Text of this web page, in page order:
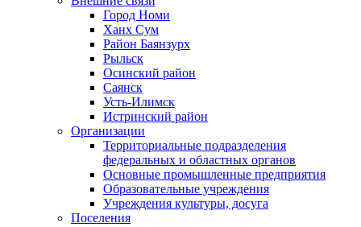
Город Номи
Ханх Сум
Район Баянзурх
Рыльск
Осинский район
Саянск
Усть-Илимск
Истринский район
Организации
Территориальные подразделения
федеральных и областных органов
Основные промышленные предприятия
Образовательные учреждения
Учреждения культуры, досуга
Поселения